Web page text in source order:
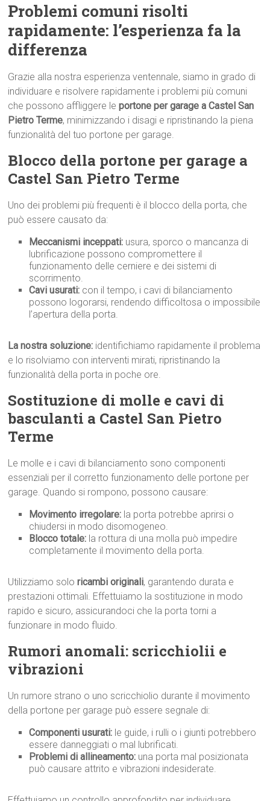
Problemi comuni risolti
rapidamente: l’esperienza fa la
differenza
Grazie alla nostra esperienza ventennale, siamo in grado di
individuare e risolvere rapidamente i problemi più comuni
che possono affliggere leportone per garage a Castel San
Pietro Terme, minimizzando i disagi e ripristinando la piena
funzionalità del tuo portone per garage.
Blocco della portone per garage a
Castel San Pietro Terme
Uno dei problemi più frequenti è il blocco della porta, che
può essere causato da:
Meccanismi inceppati: usura, sporco o mancanza di
lubrificazione possono compromettere il
funzionamento delle cerniere e dei sistemi di
scorrimento.
Cavi usurati: con il tempo, i cavi di bilanciamento
possono logorarsi, rendendo difficoltosa o impossibile
l’apertura della porta.
La nostra soluzione: identifichiamo rapidamente il problema
e lo risolviamo con interventi mirati, ripristinando la
funzionalità della porta in poche ore.
Sostituzione di molle e cavi di
basculanti a Castel San Pietro
Terme
Le molle e i cavi di bilanciamento sono componenti
essenziali per il corretto funzionamento delle portone per
garage. Quando si rompono, possono causare:
Movimento irregolare: la porta potrebbe aprirsi o
chiudersi in modo disomogeneo.
Blocco totale: la rottura di una molla può impedire
completamente il movimento della porta.
Utilizziamo soloricambi originali, garantendo durata e
prestazioni ottimali. Effettuiamo la sostituzione in modo
rapido e sicuro, assicurandoci che la porta torni a
funzionare in modo fluido.
Rumori anomali: scricchiolii e
vibrazioni
Un rumore strano o uno scricchiolio durante il movimento
della portone per garage può essere segnale di:
Componenti usurati: le guide, i rulli o i giunti potrebbero
essere danneggiati o mal lubrificati.
Problemi di allineamento: una porta mal posizionata
può causare attrito e vibrazioni indesiderate.